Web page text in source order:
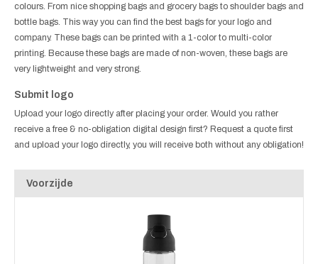
colours. From nice shopping bags and grocery bags to shoulder bags and
bottle bags. This way you can find the best bags for your logo and
company. These bags can be printed with a 1-color to multi-color
printing. Because these bags are made of non-woven, these bags are
very lightweight and very strong.
Submit logo
Upload your logo directly after placing your order. Would you rather
receive a free & no-obligation digital design first? Request a quote first
and upload your logo directly, you will receive both without any obligation!
Voorzijde